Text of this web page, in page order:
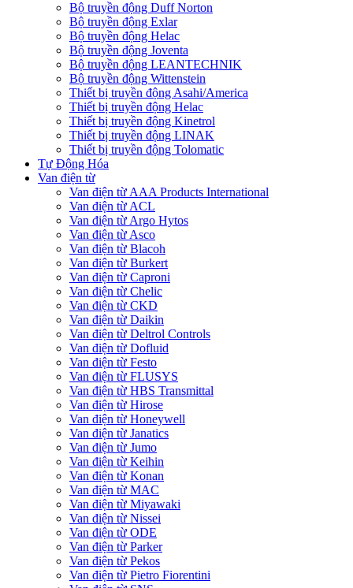
Bộ truyền động Duff Norton
Bộ truyền động Exlar
Bộ truyền động Helac
Bộ truyền động Joventa
Bộ truyền động LEANTECHNIK
Bộ truyền động Wittenstein
Thiết bị truyền động Asahi/America
Thiết bị truyền động Helac
Thiết bị truyền động Kinetrol
Thiết bị truyền động LINAK
Thiết bị truyền động Tolomatic
Tự Động Hóa
Van điện từ
Van điện từ AAA Products International
Van điện từ ACL
Van điện từ Argo Hytos
Van điện từ Asco
Van điện từ Blacoh
Van điện từ Burkert
Van điện từ Caproni
Van điện từ Chelic
Van điện từ CKD
Van điện từ Daikin
Van điện từ Deltrol Controls
Van điện từ Dofluid
Van điện từ Festo
Van điện từ FLUSYS
Van điện từ HBS Transmittal
Van điện từ Hirose
Van điện từ Honeywell
Van điện từ Janatics
Van điện từ Jumo
Van điện từ Keihin
Van điện từ Konan
Van điện từ MAC
Van điện từ Miyawaki
Van điện từ Nissei
Van điện từ ODE
Van điện từ Parker
Van điện từ Pekos
Van điện từ Pietro Fiorentini